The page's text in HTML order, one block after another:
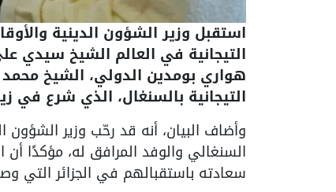
استقبل وزير الشؤون الدينية
التيجانية في العالم الشيخ سيدي
هواري بومدين الدولي، الشيخ محمد
التيجانية بالسنغال، الذي شرع في
وأضاف البيان، أنه قد رحّب وزير
السنغالي والوفد المرافق له، مؤكدًا أن
سعادته باستقبالهم في الجزائر التي